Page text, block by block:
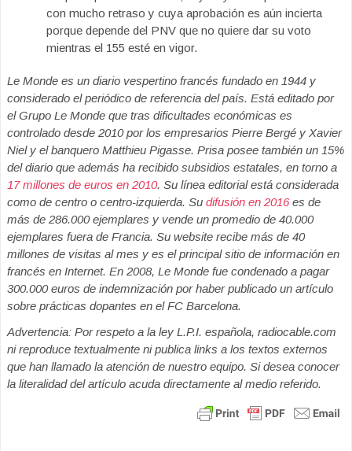
con mucho retraso y cuya aprobación es aún incierta
porque depende del PNV que no quiere dar su voto
mientras el 155 esté en vigor.
Le Monde es un diario vespertino francés fundado en 1944 y
considerado el periódico de referencia del país. Está editado por
el Grupo Le Monde que tras dificultades económicas es
controlado desde 2010 por los empresarios Pierre Bergé y Xavier
Niely el banquero Matthieu Pigasse. Prisa posee también un 15%
del diario que además ha recibido subsidios estatales, en torno a
17 millones de euros en 2010. Su línea editorial está considerada
como de centro o centro-izquierda. Su difusión en 2016es de
más de 286.000 ejemplares y vende un promedio de 40.000
ejemplares fuera de Francia. Su website recibe más de 40
millones de visitas al mes y es el principal sitio de información en
francés en Internet. En 2008, Le Monde fue condenado a pagar
300.000 euros de indemnización por haber publicado un artículo
sobre prácticas dopantes en el FC Barcelona.
Advertencia: Por respeto a la ley L.P.I. española, radiocable.com
ni reproduce textualmente ni publica links a los textos externos
que han llamado la atención de nuestro equipo. Si desea conocer
la literalidad del artículo acuda directamente al medio referido.